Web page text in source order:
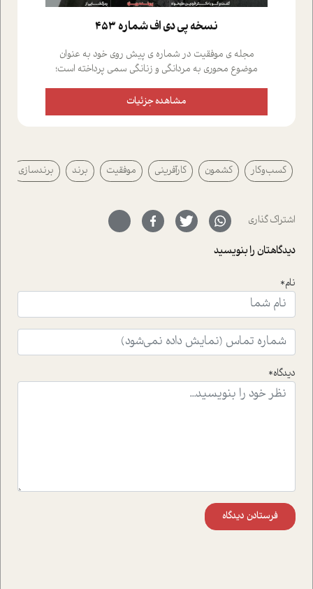
نسخه پي دي اف شماره 453
مجله ی موفقیت در شماره ی پیش روی خود به عنوان
موضوع محوری به مردانگی و زنانگی سمی پرداخته است؛
علیخواه، جامعه شناس در بخش های مختلف تلاش کرده ایم
از دریچه های گوناگون به این موضوع مهم بپردازیم.فصل
پیرامون آن آشنا می کند.در بخش دو فنجان داغ به سراغ افرادی
رفته ایم که موفقیت را در عمل به اثبات رسانده اند؛ سید
حمیدرضا محتشمی که بیست و پنجمین سال فعالیت حرفه
سر نهاده است و نیز کرامت عزیز زاده؛ سفیر صلح و دوستی که
با رکاب زدن در بیش از هفتاد کشور و کاشتن درخت، به نماد
حمایت از محیط زیست و منابع طبیعی تبدیل گشته
است.فصل روایت اجنبی ها در این شماره به دو موضوع
ای که به زندگی شگفت انگیز جین گودال و تاثیرات کاوش های
ایشان در حوزه ی شامپانزه ها بر زندگی امروزی ما نگاهی
افکنده است.فصل اتاق 333 شما را پای صحبت یک تجربه ی
واقعی در ارتباط با اختلال شخصیت اسکزوئید و مشکلات و نیز
راهکارهای حل آن قرار می دهد که در اتاق درمان اتفاق افتاده
موثرترین راهکارهای استفاده از هوش مصنوعی در حوزه های
مشاهده جزئیات
کسب‌وکار کشمون کارآفرینی موفقیت برند برندسازی
اشتراک گذاری
دیدگاهتان را بنویسید
نام*
دیدگاه*
فرستادن دیدگاه